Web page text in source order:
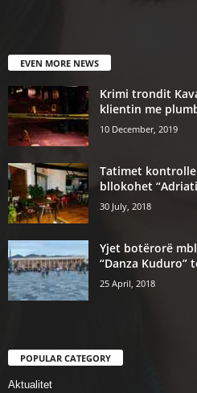
EVEN MORE NEWS
Krimi trondit
klientin me
10 December, 2019
Tatimet
bllokohet
30 July, 2018
Yjet botërorë
“Danza Kuduro”
25 April, 2018
POPULAR CATEGORY
Aktualitet